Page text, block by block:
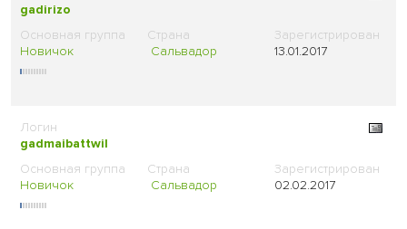
gadirizo
Новичок Сальвадор 13.01.2017
gadmaibattwil
Новичок Сальвадор 02.02.2017